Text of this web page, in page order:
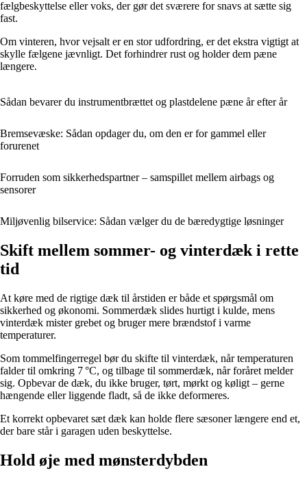
fælgbeskyttelse eller voks, der gør det sværere for snavs at sætte sig
fast.
Om vinteren, hvor vejsalt er en stor udfordring, er det ekstra vigtigt at
skylle fælgene jævnligt. Det forhindrer rust og holder dem pæne
længere.
Sådan bevarer du instrumentbrættet og plastdelene pæne år efter år
Bremsevæske: Sådan opdager du, om den er for gammel eller
forurenet
Forruden som sikkerhedspartner – samspillet mellem airbags og
sensorer
Miljøvenlig bilservice: Sådan vælger du de bæredygtige løsninger
Skift mellem sommer- og vinterdæk i rette
tid
At køre med de rigtige dæk til årstiden er både et spørgsmål om
sikkerhed og økonomi. Sommerdæk slides hurtigt i kulde, mens
vinterdæk mister grebet og bruger mere brændstof i varme
temperaturer.
Som tommelfingerregel bør du skifte til vinterdæk, når temperaturen
falder til omkring 7 °C, og tilbage til sommerdæk, når foråret melder
sig. Opbevar de dæk, du ikke bruger, tørt, mørkt og køligt – gerne
hængende eller liggende fladt, så de ikke deformeres.
Et korrekt opbevaret sæt dæk kan holde flere sæsoner længere end et,
der bare står i garagen uden beskyttelse.
Hold øje med mønsterdybden